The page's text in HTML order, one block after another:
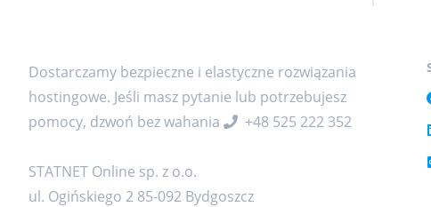
Dostarczamy bezpieczne i elastyczne rozwiązania
hostingowe. Jeśli masz pytanie lub potrzebujesz
pomocy, dzwoń bez wahania
+48 525 222 352
STATNET Online sp. z o.o.
ul. Ogińskiego 2 85-092 Bydgoszcz